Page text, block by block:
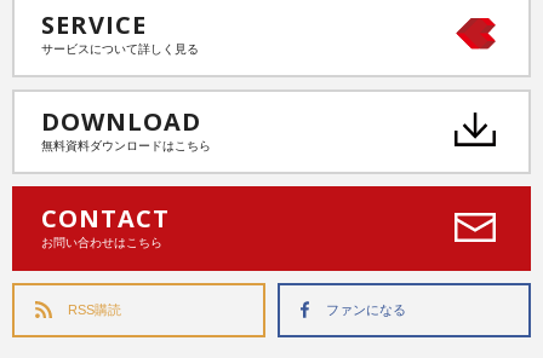
SERVICE
サービスについて詳しく見る
DOWNLOAD
無料資料ダウンロードはこちら
CONTACT
お問い合わせはこちら
RSS購読 ファンになる